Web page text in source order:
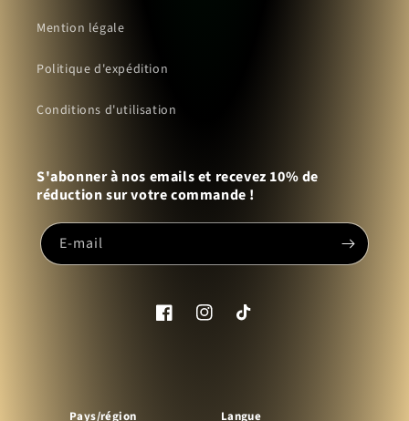
Mention légale
Politique d'expédition
Conditions d'utilisation
S'abonner à nos emails et recevez 10% de
réduction sur votre commande !
E-mail
FacebookInstagramTikTok
Pays/région Langue